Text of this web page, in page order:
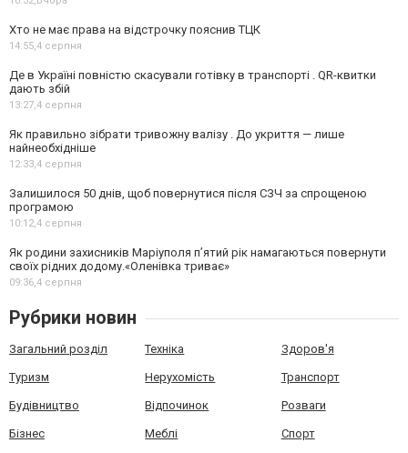
Хто не має права на відстрочку пояснив ТЦК
14:55,4 серпня
Де в Україні повністю скасували готівку в транспорті . QR-квитки
дають збій
13:27,4 серпня
Як правильно зібрати тривожну валізу . До укриття — лише
найнеобхідніше
12:33,4 серпня
Залишилося 50 днів, щоб повернутися після СЗЧ за спрощеною
програмою
10:12,4 серпня
Як родини захисників Маріуполя пʼятий рік намагаються повернути
своїх рідних додому.«Оленівка триває»
09:36,4 серпня
Рубрики новин
Загальний розділ Техніка Здоров'я
Туризм Нерухомість Транспорт
Будівництво Відпочинок Розваги
Бізнес Меблі Спорт